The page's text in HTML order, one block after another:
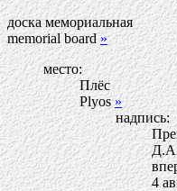
доска мемориальная
memorial board»
место:
Плёс
Plyos»
надпись:
4